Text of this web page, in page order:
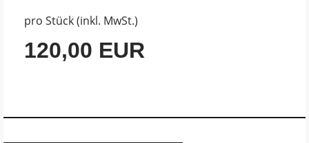
pro Stück (inkl. MwSt.)
120,00 EUR